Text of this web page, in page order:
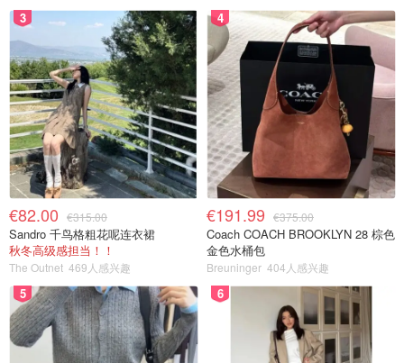
3
€82.00 €315.00
Sandro 千鸟格粗花呢连衣裙
秋冬高级感担当！！
The Outnet 469人感兴趣
4
€191.99 €375.00
Coach COACH BROOKLYN 28 棕色
金色水桶包
Breuninger 404人感兴趣
5 6